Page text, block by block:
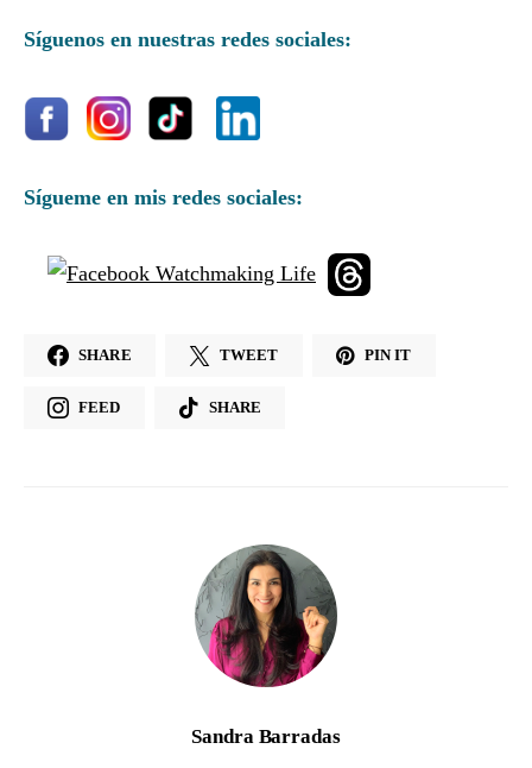
Síguenos en nuestras redes sociales:
Sígueme en mis redes sociales:
SHARE TWEET PIN IT
FEED SHARE
Sandra Barradas